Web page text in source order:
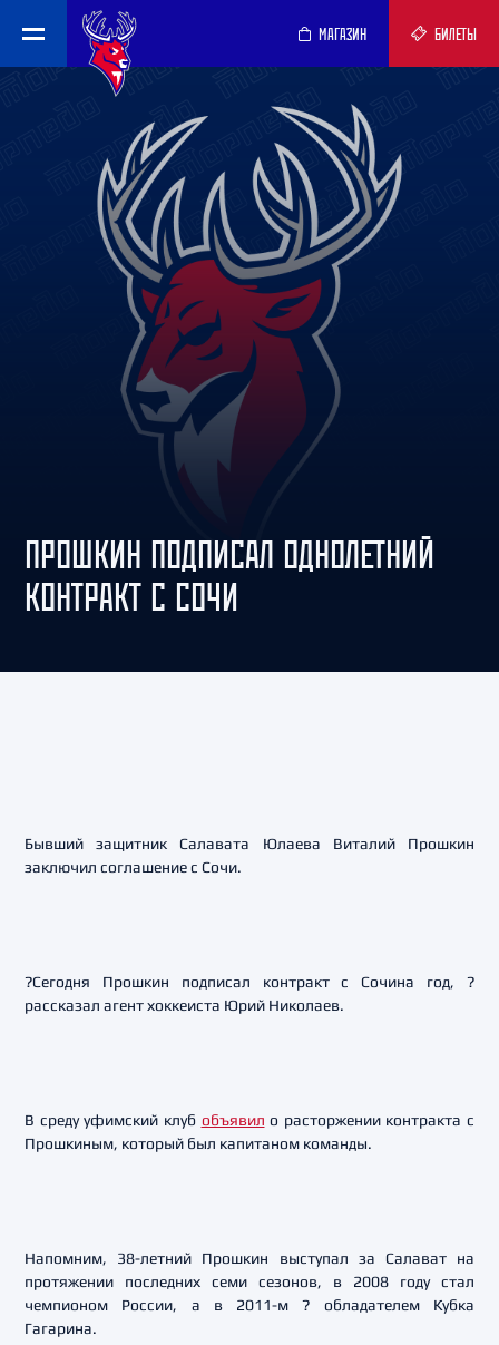
МАГАЗИН БИЛЕТЫ
ПРОШКИН ПОДПИСАЛ ОДНОЛЕТНИЙ
КОНТРАКТ С СОЧИ
Бывший защитник Салавата Юлаева Виталий Прошкин
заключил соглашение с Сочи.
?Сегодня Прошкин подписал контракт с Сочина год, ?
рассказал агент хоккеиста Юрий Николаев.
В среду уфимский клуб объявил о расторжении контракта с
Прошкиным, который был капитаном команды.
Напомним, 38-летний Прошкин выступал за Салават на
протяжении последних семи сезонов, в 2008 году стал
чемпионом России, а в 2011-м ? обладателем Кубка
Гагарина.